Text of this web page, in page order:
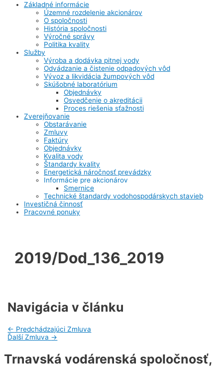
Základné informácie
Územné rozdelenie akcionárov
O spoločnosti
História spoločnosti
Výročné správy
Politika kvality
Služby
Výroba a dodávka pitnej vody
Odvádzanie a čistenie odpadových vôd
Vývoz a likvidácia žumpových vôd
Skúšobné laboratórium
Objednávky
Osvedčenie o akreditácii
Proces riešenia sťažnosti
Zverejňovanie
Obstarávanie
Zmluvy
Faktúry
Objednávky
Kvalita vody
Štandardy kvality
Energetická náročnosť prevádzky
Informácie pre akcionárov
Smernice
Technické štandardy vodohospodárskych stavieb
Investičná činnosť
Pracovné ponuky
2019/Dod_136_2019
Navigácia v článku
← Predchádzajúci Zmluva
Ďalší Zmluva →
Trnavská vodárenská spoločnosť,